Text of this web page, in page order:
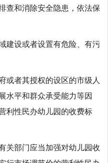
查和消除安全隐患，依法保
建设或者设置有危险、有污
者其授权的设区的市级人
水平和群众承受能力等因
利性民办幼儿园的收费标
关部门应当加强对幼儿园收